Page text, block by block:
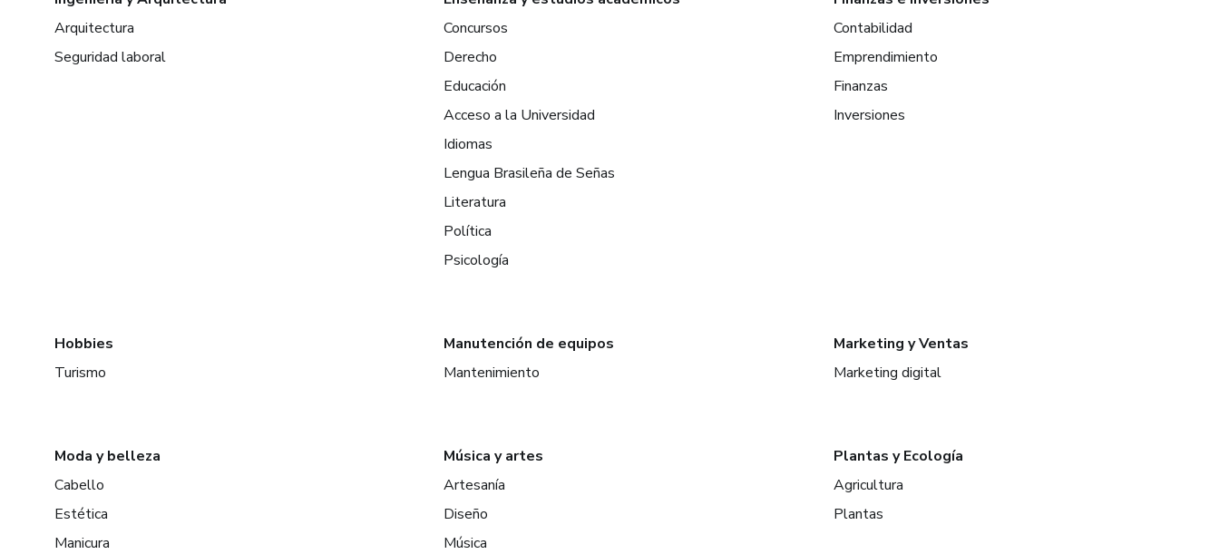
Arquitectura
Seguridad laboral
Concursos
Derecho
Educación
Acceso a la Universidad
Idiomas
Lengua Brasileña de Señas
Literatura
Política
Psicología
Contabilidad
Emprendimiento
Finanzas
Inversiones
Hobbies
Turismo
Manutención de equipos
Mantenimiento
Marketing y Ventas
Marketing digital
Moda y belleza
Cabello
Estética
Manicura
Música y artes
Artesanía
Diseño
Música
Plantas y Ecología
Agricultura
Plantas